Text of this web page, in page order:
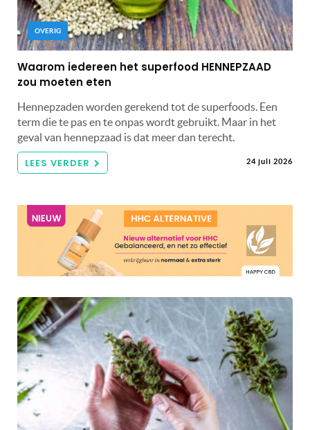
OVERIG
Waarom iedereen het superfood HENNEPZAAD
zou moeten eten
Hennepzaden worden gerekend tot de superfoods. Een
term die te pas en te onpas wordt gebruikt. Maar in het
geval van hennepzaad is dat meer dan terecht.
LEES VERDER 24 juli 2026